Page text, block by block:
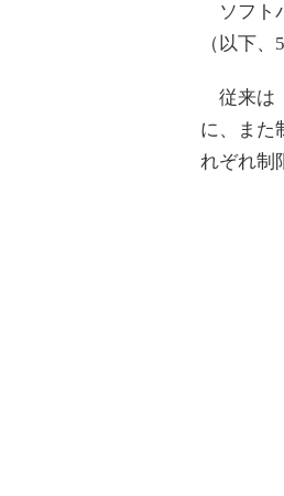
ソフト
（以下
従来は
に、また
れぞれ制